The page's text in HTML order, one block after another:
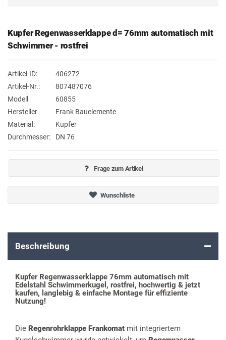
Kupfer Regenwasserklappe d= 76mm automatisch mit
Schwimmer - rostfrei
Artikel-ID:
406272
Artikel-Nr.:
807487076
Modell
60855
Hersteller
Frank Bauelemente
Material:
Kupfer
Durchmesser:
DN 76
Frage zum Artikel
Wunschliste
Beschreibung
Kupfer Regenwasserklappe 76mm automatisch mit
Edelstahl Schwimmerkugel, rostfrei, hochwertig & jetzt
kaufen, langlebig & einfache Montage für effiziente
Nutzung!
Die Regenrohrklappe Frankomat mit integriertem